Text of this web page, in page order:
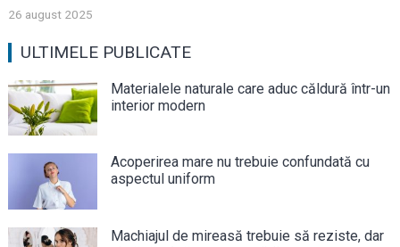
26 august 2025
ULTIMELE PUBLICATE
Materialele naturale care aduc căldură într-un
interior modern
Acoperirea mare nu trebuie confundată cu
aspectul uniform
Machiajul de mireasă trebuie să reziste, dar